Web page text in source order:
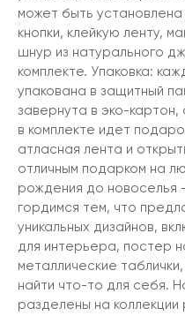
может быть
кнопки, клейкую ленту,
шнур из натурального
комплекте. Упаковка:
упакована в защитный
завернута в эко-
в комплекте идет
атласная лента и
отличным подарком на
рождения до новоселья
гордимся тем, что
уникальных дизайнов,
для интерьера, постер
металлические
найти что-то для себя.
разделены на коллекции